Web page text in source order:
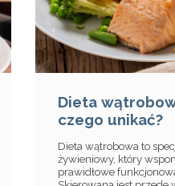
Dieta
czego unikać?
Dieta wątrobowa to
żywieniowy, który
prawidłowe